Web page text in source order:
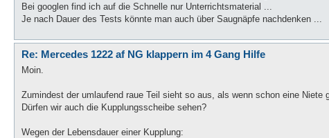
Bei googlen find ich auf die Schnelle nur Unterrichtsmaterial ...
Je nach Dauer des Tests könnte man auch über Saugnäpfe nachdenken ...
Re: Mercedes 1222 af NG klappern im 4 Gang Hilfe
Moin.
Zumindest der umlaufend raue Teil sieht so aus, als wenn schon eine
Dürfen wir auch die Kupplungsscheibe sehen?
Wegen der Lebensdauer einer Kupplung: